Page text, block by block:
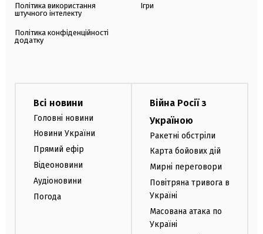
Політика використання
штучного інтелекту
Політика конфіденційності
додатку
Ігри
Всі новини
Головні новини
Новини України
Прямий ефір
Відеоновини
Аудіоновини
Погода
Війна Росії з
Україною
Ракетні обстріли
Карта бойових дій
Мирні переговори
Повітряна тривога в
Україні
Масована атака по
Україні